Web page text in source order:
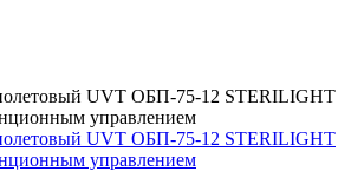
UVT ОБП-75-12 STERILIGHT
управлением
UVT ОБП-75-12 STERILIGHT
управлением